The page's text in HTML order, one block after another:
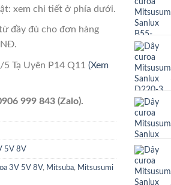
xem chi tiết ở phía dưới.
đầy đủ cho đơn hàng
Tạ Uyên P14 Q11 (Xem
999 843 (Zalo).
5V 8V
3V 5V 8V, Mitsuba, Mitsusumi